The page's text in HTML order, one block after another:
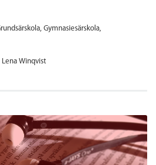
Gymnasiesärskola
Winqvist